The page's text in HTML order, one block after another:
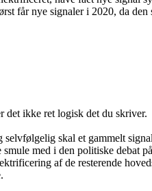
får nye signaler i 2020, da
det ikke ret logisk det du skriver.
skal et gammelt
med i den politiske debat
af de resterende